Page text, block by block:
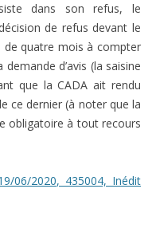
dans son refus, le
de refus devant le
de quatre mois à compter
d’avis (la saisine
que la CADA ait rendu
ce dernier (à noter que la
obligatoire à tout recours
06/2020, 435004, Inédit